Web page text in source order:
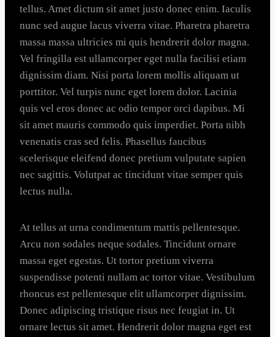
tellus. Amet dictum sit amet justo donec enim. Iaculis
nunc sed augue lacus viverra vitae. Pharetra pharetra
massa massa ultricies mi quis hendrerit dolor magna.
Vel fringilla est ullamcorper eget nulla facilisi etiam
dignissim diam. Nisi porta lorem mollis aliquam ut
porttitor. Vel turpis nunc eget lorem dolor. Lacinia
quis vel eros donec ac odio tempor orci dapibus. Mi
sit amet mauris commodo quis imperdiet. Porta nibh
venenatis cras sed felis. Phasellus faucibus
scelerisque eleifend donec pretium vulputate sapien
nec sagittis. Volutpat ac tincidunt vitae semper quis
lectus nulla.
At tellus at urna condimentum mattis pellentesque.
Arcu non sodales neque sodales. Tincidunt ornare
massa eget egestas. Ut tortor pretium viverra
suspendisse potenti nullam ac tortor vitae. Vestibulum
rhoncus est pellentesque elit ullamcorper dignissim.
Donec adipiscing tristique risus nec feugiat in. Ut
ornare lectus sit amet. Hendrerit dolor magna eget est